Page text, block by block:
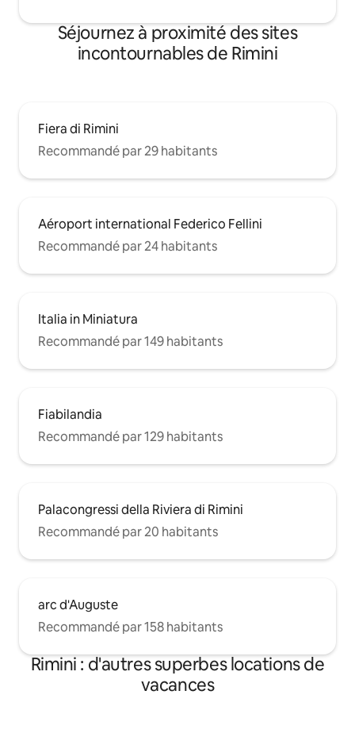
Séjournez à proximité des sites
incontournables de Rimini
Fiera di Rimini
Recommandé par 29 habitants
Aéroport international Federico Fellini
Recommandé par 24 habitants
Italia in Miniatura
Recommandé par 149 habitants
Fiabilandia
Recommandé par 129 habitants
Palacongressi della Riviera di Rimini
Recommandé par 20 habitants
arc d'Auguste
Recommandé par 158 habitants
Rimini : d'autres superbes locations de
vacances